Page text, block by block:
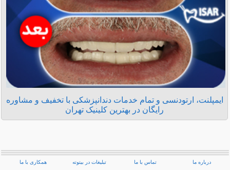
ایمپلنت، ارتودنسی و تمام خدمات دندانپزشکی با تخفیف و مشاوره
رایگان در بهترین کلینیک تهران
درباره ما تماس با ما تبلیغات در بیتوته همکاری با ما